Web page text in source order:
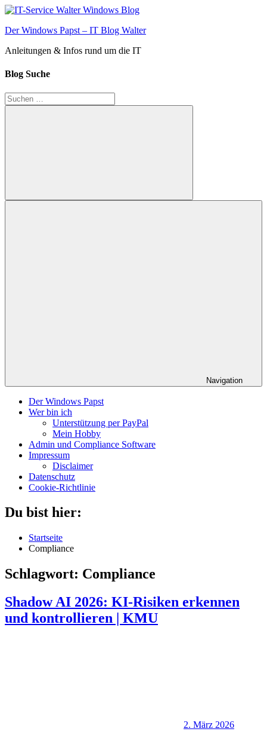
Zum
springen
Der Windows Papst – IT Blog Walter
Anleitungen & Infos rund um die IT
Blog Suche
Suchen
nach:
Suchen
Navigation
Der Windows Papst
Wer bin ich
Unterstützung per PayPal
Mein Hobby
Admin und Compliance Software
Impressum
Disclaimer
Datenschutz
Cookie-Richtlinie
Du bist hier:
Startseite
Compliance
Schlagwort: Compliance
Shadow AI 2026: KI-Risiken erkennen
und kontrollieren | KMU
2. März 2026